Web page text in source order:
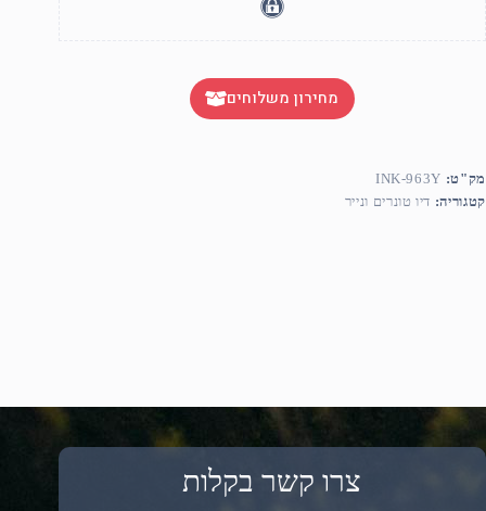
מחירון משלוחים
מק"ט: INK-963Y
קטגוריה: דיו טונרים ונייר
צרו קשר בקלות